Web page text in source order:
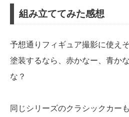
組み立ててみた感想
予想通りフィギュア撮影に使えそ
塗装するなら、赤かなー、青か
な？
同じシリーズのクラシックカー